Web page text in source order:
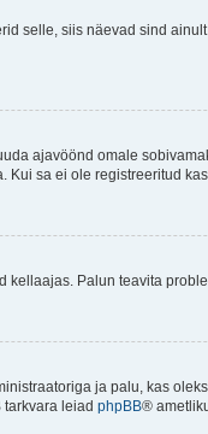
selle, siis näevad sind
ajavöönd omale
sa ei ole registreeritud
Palun teavita
ja palu, kas
leiad phpBB®